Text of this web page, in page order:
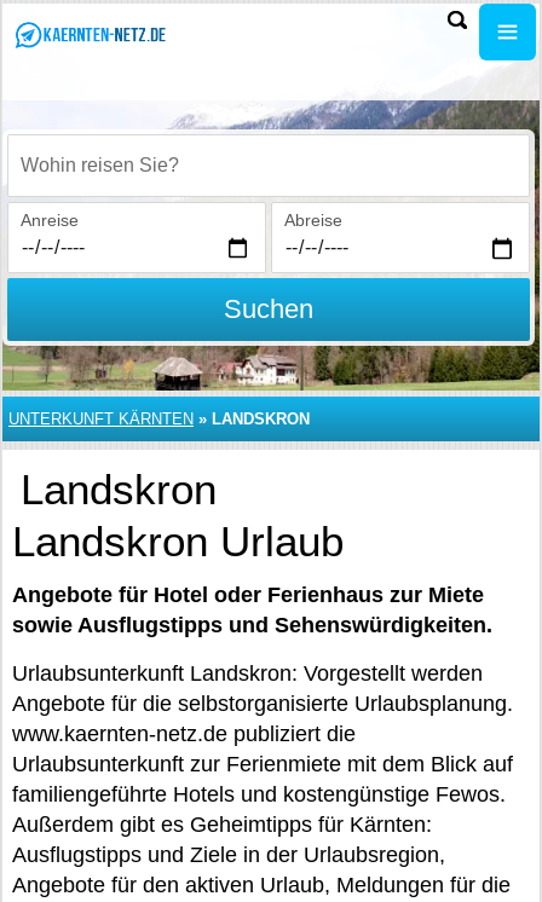
Wohin reisen Sie?
Anreise Abreise
Suchen
UNTERKUNFT KÄRNTEN » LANDSKRON
Landskron
Landskron Urlaub
Angebote für Hotel oder Ferienhaus zur Miete
sowie Ausflugstipps und Sehenswürdigkeiten.
Urlaubsunterkunft Landskron: Vorgestellt werden
Angebote für die selbstorganisierte Urlaubsplanung.
www.kaernten-netz.de publiziert die
Urlaubsunterkunft zur Ferienmiete mit dem Blick auf
familiengeführte Hotels und kostengünstige Fewos.
Außerdem gibt es Geheimtipps für Kärnten:
Ausflugstipps und Ziele in der Urlaubsregion,
Angebote für den aktiven Urlaub, Meldungen für die